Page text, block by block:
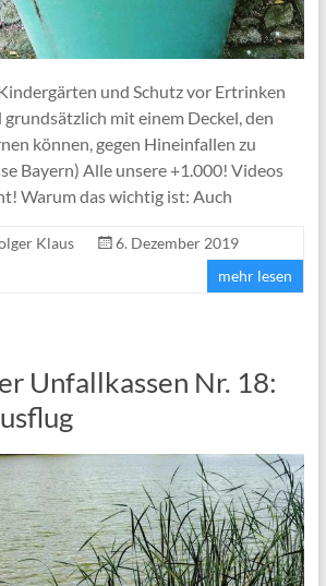
und Schutz vor Ertrinken
grundsätzlich mit einem Deckel, den
können, gegen Hineinfallen zu
Bayern) Alle unsere +1.000! Videos
Warum das wichtig ist: Auch
Klaus
6. Dezember 2019
mehr lesen
Unfallkassen Nr. 18: